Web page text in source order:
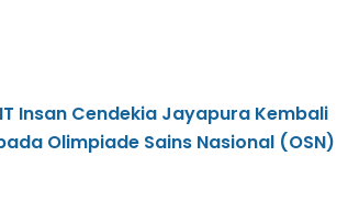
Insan Cendekia Jayapura Kembali
Olimpiade Sains Nasional (OSN)